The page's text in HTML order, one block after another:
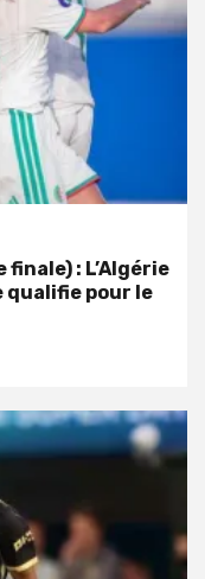
: L’Algérie
qualifie pour le